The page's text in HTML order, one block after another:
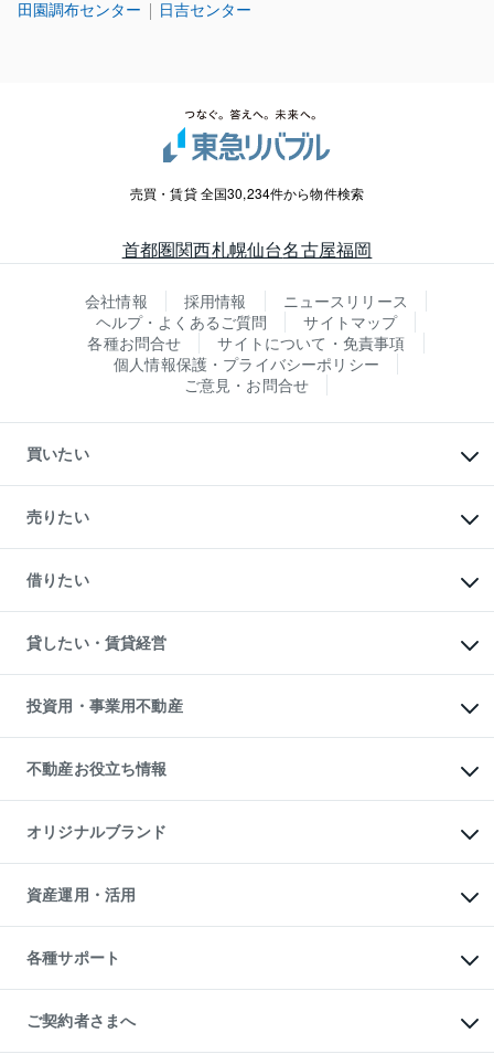
田園調布センター 日吉センター
売買・賃貸 全国30,234件から物件検索
首都圏関西札幌仙台名古屋福岡
会社情報 採用情報
ニュースリリース
ヘルプ・よくあるご質問
サイトマップ
各種お問合せ
サイトについて・免責事項
個人情報保護・プライバシーポリシー
ご意見・お問合せ
買いたい
新築・分譲マンションの購入
中古マンションの購入
一戸建ての購入
中古一戸建ての購入
不動産購入の流れ
注目キーワード物件特集
購入ガイド
English 繁体中文簡体中文
売りたい
一戸建ての売却・査定
土地の売却・査定
スピードAI査定
不動産査定について
不動産売却の流れ
不動産買換えの流れ
売却ガイド
借りたい
オフィス・店舗の賃貸
借りるときの流れ
借りるガイド
貸したい・賃貸経営
マンション賃料データ
賃貸管理プラン
リロケーションについて
貸すガイド
投資用・事業用不動産
事業用不動産
マンション投資
投資用マンション
アパート経営
収益物件
ビル購入（ビル一棟）
投資用不動産の売却査定
事業用不動産の売却査定
不動産お役立ち情報
マンションライブラリー
人気マンションランキング
暮らしに役立つ不動産メディア
不動産相場・不動産価格情報
不動産コラム・ニュース
不動産用語集
不動産なんでもネット相談室
住まいの税金
オリジナルブランド
一棟リノベーションマンション
L`GENTE（ルジェンテ）
区分リノベーションマンション
投資用一棟レジデンスWELL
不動産小口投資
LEGACIA（レガシア）
資産運用・活用
不動産M&A
アセットマネジメント・出資
各種サポート
相続サポート
リフォームサポート
ご契約者さまへ